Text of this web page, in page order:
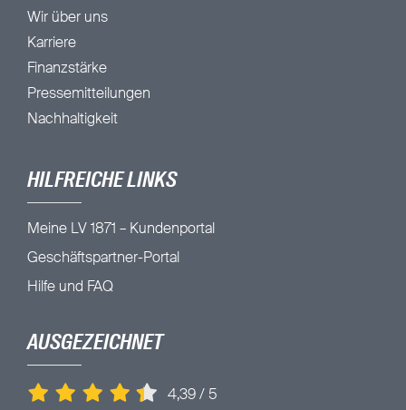
Wir über uns
Karriere
Finanzstärke
Pressemitteilungen
Nachhaltigkeit
HILFREICHE LINKS
Meine LV 1871 – Kundenportal
Geschäftspartner-Portal
Hilfe und FAQ
AUSGEZEICHNET
4,39/ 5